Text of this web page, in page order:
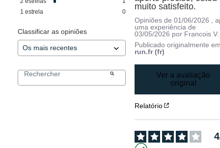
1 estrela 0
Classificar as opiniões
muito satisfeito.
Opiniões de01/06/2026
,
uma experiência de
03/05/2026 por Francois V.
Publicado originalmente
run.fr (fr)
Ver a avaliação
original
Relatório
4